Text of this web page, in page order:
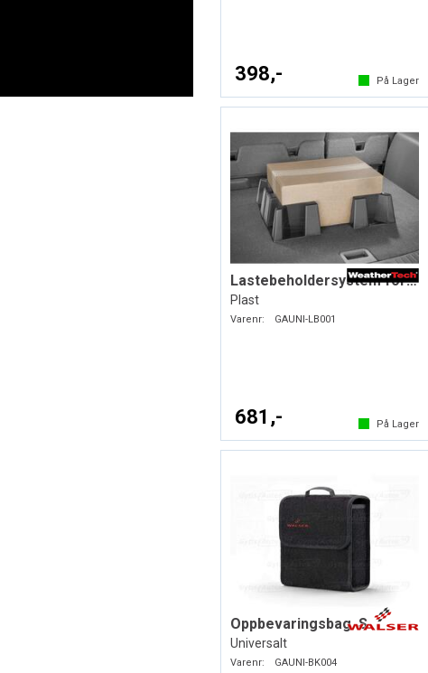
398,- På Lager
Lastebeholdersystem for bagasjerommet
Plast
Varenr: GAUNI-LB001
681,- På Lager
Oppbevaringsbag. S
Universalt
Varenr: GAUNI-BK004